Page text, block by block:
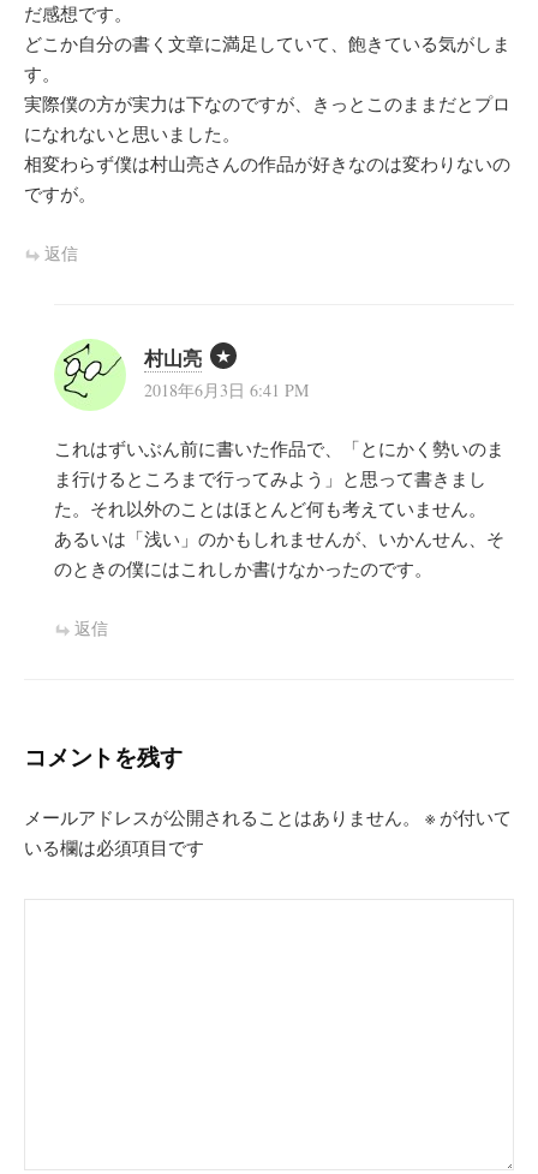
だ感想です。
どこか自分の書く文章に満足していて、飽きている気がしま
す。
実際僕の方が実力は下なのですが、きっとこのままだとプロ
になれないと思いました。
相変わらず僕は村山亮さんの作品が好きなのは変わりないの
ですが。
返信
村山亮
2018年6月3日 6:41 PM
これはずいぶん前に書いた作品で、「とにかく勢いのま
ま行けるところまで行ってみよう」と思って書きまし
た。それ以外のことはほとんど何も考えていません。
あるいは「浅い」のかもしれませんが、いかんせん、そ
のときの僕にはこれしか書けなかったのです。
返信
コメントを残す
メールアドレスが公開されることはありません。 ※ が付いて
いる欄は必須項目です